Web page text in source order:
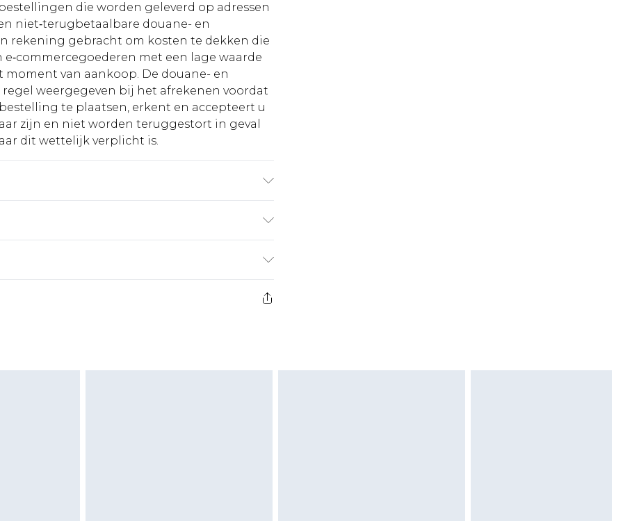
die worden geleverd op adressen
niet‑terugbetaalbare douane- en
rekening gebracht om kosten te dekken die
met een lage waarde
van aankoop. De douane- en
weergegeven bij het afrekenen voordat
te plaatsen, erkent en accepteert u
zijn en niet worden teruggestort in geval
dit wettelijk verplicht is.
€5.99
€14.99